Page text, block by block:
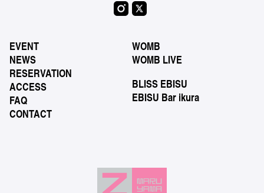
EVENT
NEWS
RESERVATION
ACCESS
FAQ
CONTACT
WOMB
WOMB LIVE
BLISS EBISU
EBISU Bar ikura